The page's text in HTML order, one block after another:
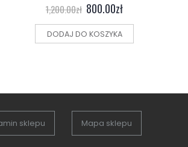
1,200.00zł 800.00zł
DODAJ DO KOSZYKA
sklepu Mapa sklepu